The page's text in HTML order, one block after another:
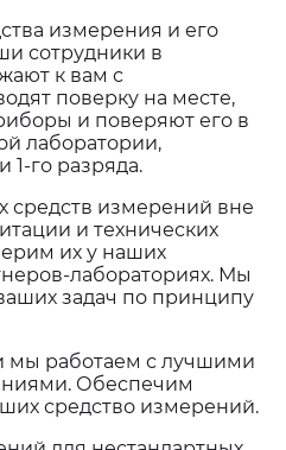
измерения и его
сотрудники в
к вам с
поверку на месте,
и поверяют его в
лаборатории,
1-го разряда.
средств измерений вне
и технических
их у наших
лабораториях. Мы
задач по принципу
мы работаем с лучшими
Обеспечим
средство измерений.